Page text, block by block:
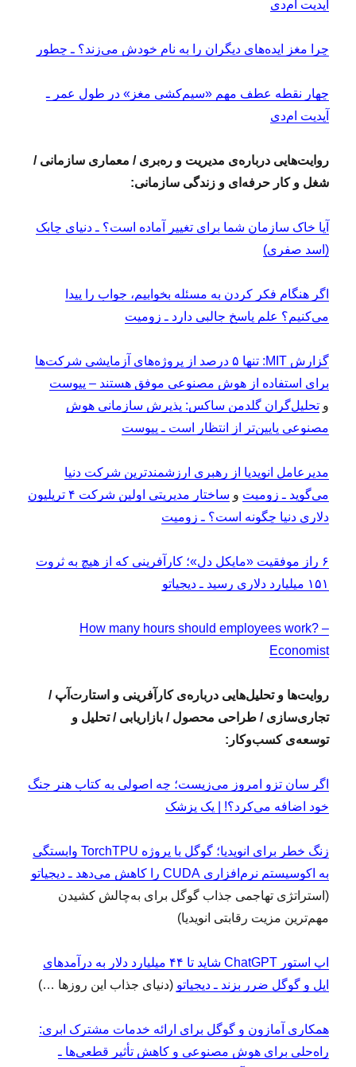
آپدیت ام‌دی
چرا مغز ایده‌های دیگران را به نام خودش می‌زند؟ ـ چطور
چهار نقطه‌ عطف مهم «سیم‌کشی مغز» در طول عمر ـ
آپدیت ام‌دی
روایت‌هایی درباره‌ی مدیریت و ره‌بری / معماری سازمانی /
شغل و کار حرفه‌ای و زندگی سازمانی:
آیا خاک سازمان شما برای تغییر آماده است؟ ـ دنیای چابک
(اسد صفری)
اگر هنگام فکر کردن به مسئله بخوابیم، جواب را پیدا
می‌کنیم؟ علم پاسخ جالبی دارد ـ زومیت
گزارش MIT: تنها ۵ درصد از پروژه‌های آزمایشی شرکت‌ها
برای استفاده از هوش مصنوعی موفق هستند – پیوست
وتحلیل‌گران گلدمن‌ ساکس: پذیرش سازمانی هوش
مصنوعی پایین‌تر از انتظار است ـ پیوست
مدیرعامل انویدیا از رهبری ارزشمندترین شرکت دنیا
می‌گوید ـ زومیت و
ساختار مدیریتی اولین شرکت ۴ تریلیون
دلاری دنیا چگونه است؟ ـ زومیت
۶ راز موفقیت «مایکل دل»؛ کارآفرینی که از هیچ به ثروت
۱۵۱ میلیارد دلاری رسید ـ دیجیاتو
How many hours should employees work? –
Economist
روایت‌ها و تحلیل‌هایی درباره‌ی کارآفرینی و استارت‌آپ /
تجاری‌سازی / طراحی محصول / بازاریابی / تحلیل و
توسعه‌ی کسب‌وکار:
‏اگر سان تزو امروز می‌زیست؛ چه اصولی به کتاب هنر جنگ
خود اضافه می‌کرد؟! | یک پزشک
زنگ خطر برای انویدیا؛ گوگل با پروژه TorchTPU وابستگی
به اکوسیستم نرم‌افزاری CUDA را کاهش می‌دهد ـ دیجیاتو
(استراتژی تهاجمی جذاب گوگل برای به‌چالش کشیدن
مهم‌ترین مزیت رقابتی انویدیا)
اپ استور ChatGPT شاید تا ۴۴ میلیارد دلار به درآمدهای
اپل و گوگل ضرر بزند ـ دیجیاتو (دنیای جذاب این روزها …)
همکاری آمازون و گوگل برای ارائه خدمات مشترک ابری:
راه‌حلی برای هوش مصنوعی و کاهش تأثیر قطعی‌ها ـ